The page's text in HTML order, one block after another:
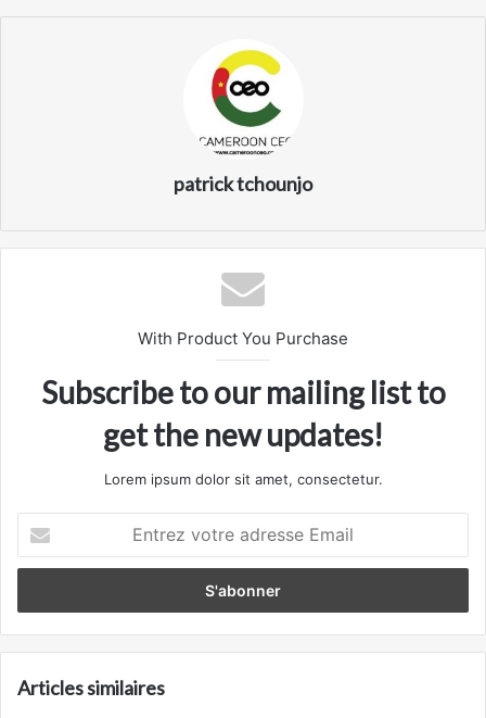
patrick tchounjo
With Product You Purchase
Subscribe to our mailing list to
get the new updates!
Lorem ipsum dolor sit amet, consectetur.
votre
adresse
Articles similaires